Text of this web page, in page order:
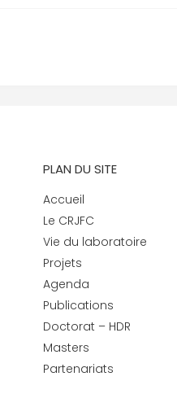
PLAN DU SITE
Accueil
Le CRJFC
Vie du laboratoire
Projets
Agenda
Publications
Doctorat – HDR
Masters
Partenariats